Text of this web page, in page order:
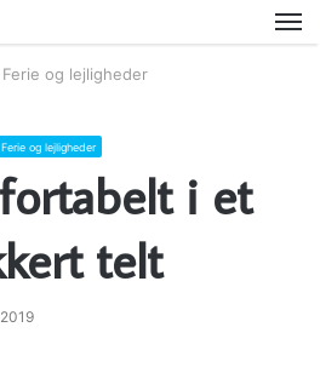
Ferie og lejligheder
Ferie og lejligheder
i et
telt